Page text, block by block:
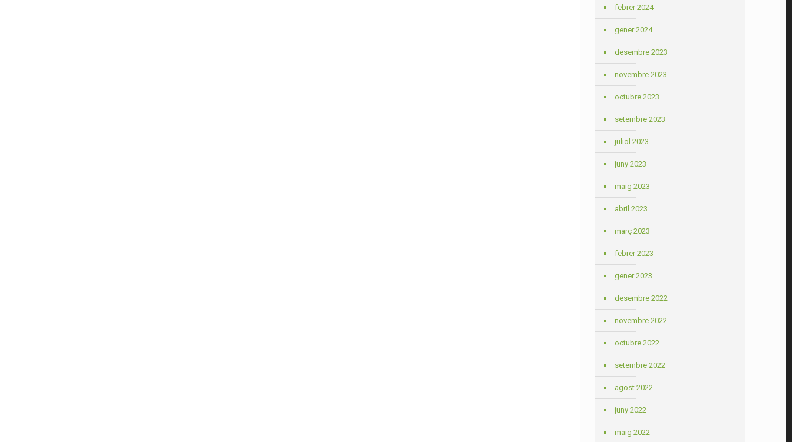
febrer 2024
gener 2024
desembre 2023
novembre 2023
octubre 2023
setembre 2023
juliol 2023
juny 2023
maig 2023
abril 2023
març 2023
febrer 2023
gener 2023
desembre 2022
novembre 2022
octubre 2022
setembre 2022
agost 2022
juny 2022
maig 2022